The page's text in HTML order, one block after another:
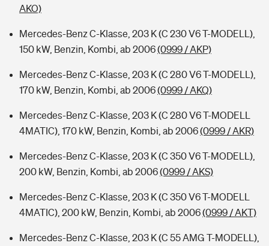
AKO)
Mercedes-Benz C-Klasse, 203 K (C 230 V6 T-MODELL),
150 kW, Benzin, Kombi, ab 2006(0999 / AKP)
Mercedes-Benz C-Klasse, 203 K (C 280 V6 T-MODELL),
170 kW, Benzin, Kombi, ab 2006(0999 / AKQ)
Mercedes-Benz C-Klasse, 203 K (C 280 V6 T-MODELL
4MATIC), 170 kW, Benzin, Kombi, ab 2006(0999 / AKR)
Mercedes-Benz C-Klasse, 203 K (C 350 V6 T-MODELL),
200 kW, Benzin, Kombi, ab 2006(0999 / AKS)
Mercedes-Benz C-Klasse, 203 K (C 350 V6 T-MODELL
4MATIC), 200 kW, Benzin, Kombi, ab 2006(0999 / AKT)
Mercedes-Benz C-Klasse, 203 K (C 55 AMG T-MODELL),